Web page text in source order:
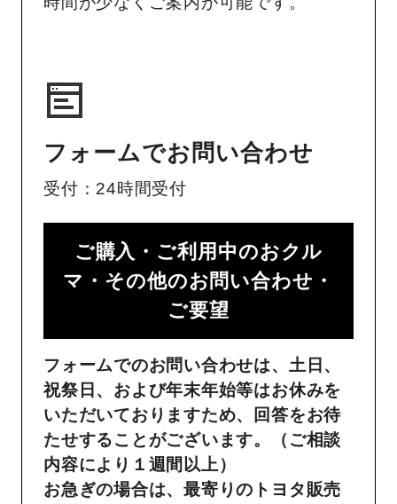
フォームでお問い合わせ
受付：24時間受付
ご購入・ご利用中のおクル
マ・その他のお問い合わせ・
ご要望​
フォームでのお問い合わせは、土日、
祝祭日、および年末年始等はお休みを
いただいておりますため、回答をお待
たせすることがございます。（ご相談
内容により１週間以上）
お急ぎの場合は、最寄りのトヨタ販売